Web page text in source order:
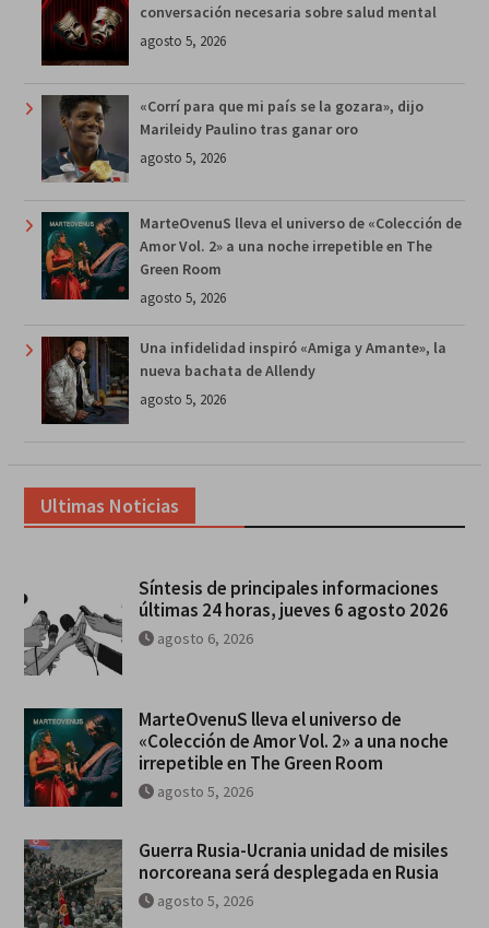
conversación necesaria sobre salud mental
agosto 5, 2026
«Corrí para que mi país se la gozara», dijo
Marileidy Paulino tras ganar oro
agosto 5, 2026
MarteOvenuS lleva el universo de «Colección de
Amor Vol. 2» a una noche irrepetible en The
Green Room
agosto 5, 2026
Una infidelidad inspiró «Amiga y Amante», la
nueva bachata de Allendy
agosto 5, 2026
Ultimas Noticias
Síntesis de principales informaciones
últimas 24 horas, jueves 6 agosto 2026
agosto 6, 2026
MarteOvenuS lleva el universo de
«Colección de Amor Vol. 2» a una noche
irrepetible en The Green Room
agosto 5, 2026
Guerra Rusia-Ucrania unidad de misiles
norcoreana será desplegada en Rusia
agosto 5, 2026